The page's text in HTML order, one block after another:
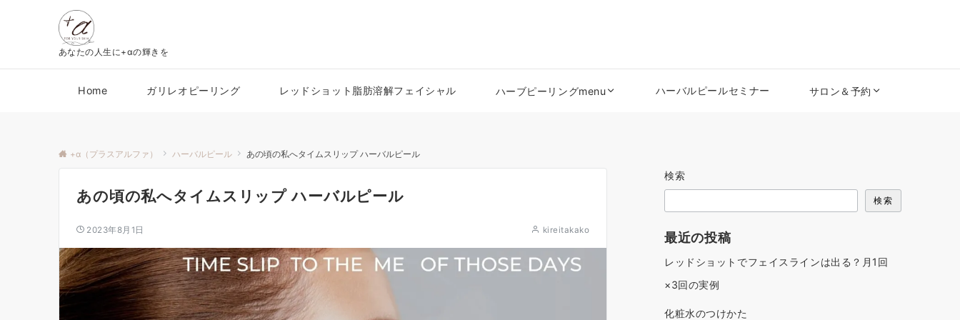
あなたの人生に+αの輝きを
Home ガリレオピーリング レッドショット脂肪溶解フェイシャル ハーブピーリングmenu ハーバルピールセミナー サロン＆予約
+α（プラスアルファ） ハーバルピール あの頃の私へタイムスリップ ハーバルピール
あの頃の私へタイムスリップ ハーバルピール
2023年8月1日 kireitakako
検索
検索
最近の投稿
レッドショットでフェイスラインは出る？月1回
×3回の実例
化粧水のつけかた